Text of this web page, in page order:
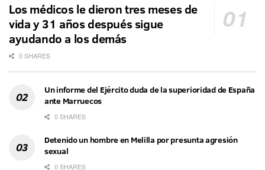
Los médicos le dieron tres meses de
vida y 31 años después sigue
ayudando a los demás
0 SHARES
Un informe del Ejército duda de la superioridad de España
ante Marruecos
0 SHARES
Detenido un hombre en Melilla por presunta agresión
sexual
0 SHARES